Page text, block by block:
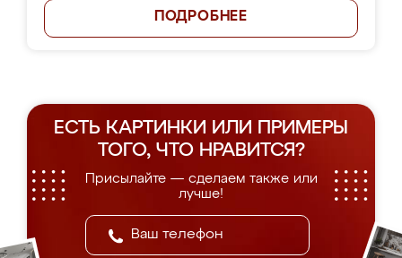
ПОДРОБНЕЕ
ЕСТЬ КАРТИНКИ ИЛИ ПРИМЕРЫ
ТОГО, ЧТО НРАВИТСЯ?
Присылайте — сделаем также или
лучше!